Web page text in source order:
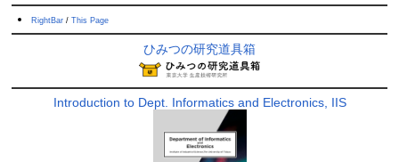
RightBar/ This Page
ひみつの研究道具箱
Introduction to Dept. Informatics and Electronics, IIS